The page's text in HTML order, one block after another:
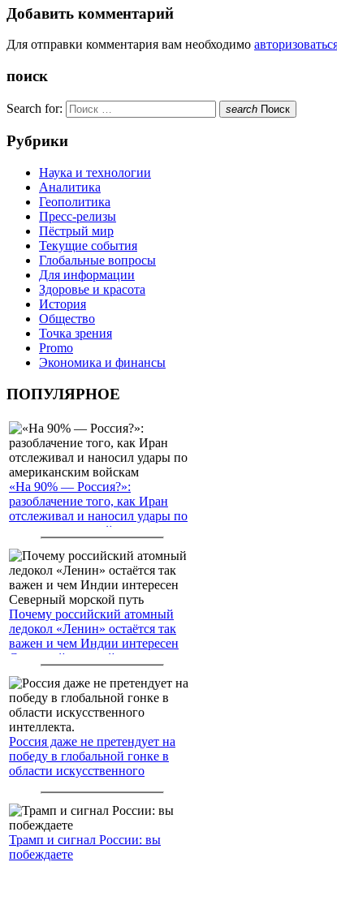
Добавить комментарий
Для отправки комментария вам необходимо
поиск
Search for: search Поиск
Рубрики
Наука и технологии
Аналитика
Геополитика
Пресс-релизы
Пёстрый мир
Текущие события
Глобальные вопросы
Для информации
Здоровье и красота
История
Общество
Точка зрения
Promo
Экономика и финансы
ПОПУЛЯРНОЕ
«На 90% — Россия?»:
разоблачение того, как Иран
отслеживал и наносил удары по
американским войскам
Почему российский атомный
ледокол «Ленин» остаётся так
важен и чем Индии интересен
Северный морской путь
Россия даже не претендует на
победу в глобальной гонке в
области искусственного
Трамп и сигнал России: вы
побеждаете